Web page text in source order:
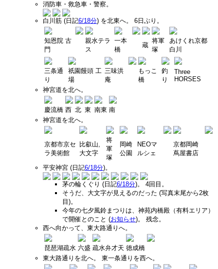
消防車・救急車・警察。
白川筋 (日記6/18分) を北東へ。 6日ぶり。
知恩院 古
門
親水テラ
ス
一本
橋
蔵
将軍
塚
あけくれ京都
白川
三条通
り
祇園饅頭 工
場
三味洪
庵
もっこ
橋
釣
り
Three
HORSES
神宮道を北へ。
慶流橋 西 北 東 南東 南
神宮道を北へ。
京都市京セ
ラ美術館
比叡山,
大文字
将
軍
塚
岡崎
公園
NEOマ
ルシェ
京都岡崎
蔦屋書店
平安神宮 (日記6/18分)。
茅の輪くぐり (日記6/18分)。 4回目。
そうだ、大文字が見えるのだった (写真末尾から2枚
目)。
今年の七夕風鈴まつりは、神苑内橋殿（有料エリア）
で開催とのこと (お知らせ)。 残念。
西へ向かって、東大路通りへ。
琵琶湖疏水 六盛 疏水弁才天 徳成橋
東大路通りを北へ。 東一条通りを西へ。